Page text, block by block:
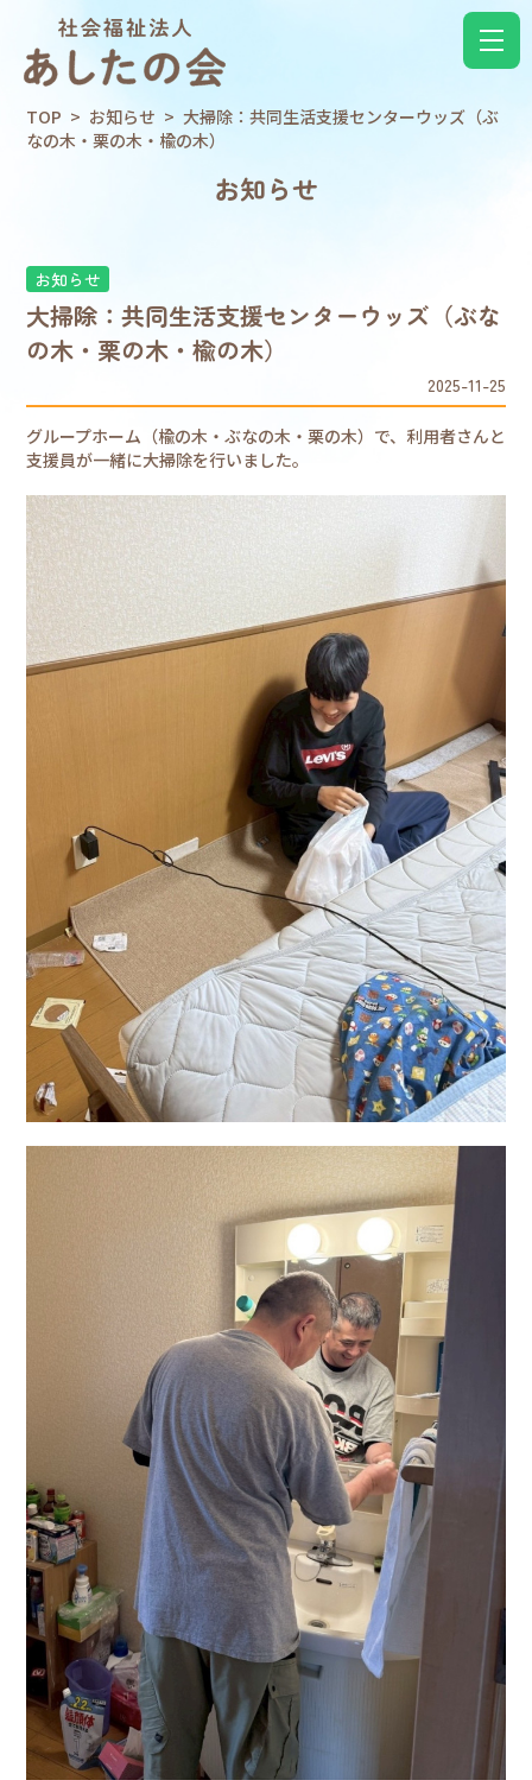
TOP > お知らせ > 大掃除：共同生活支援センターウッズ（ぶ
なの木・栗の木・楡の木）
お知らせ
お知らせ
大掃除：共同生活支援センターウッズ（ぶな
の木・栗の木・楡の木）
2025-11-25
グループホーム（楡の木・ぶなの木・栗の木）で、利用者さんと
支援員が一緒に大掃除を行いました。